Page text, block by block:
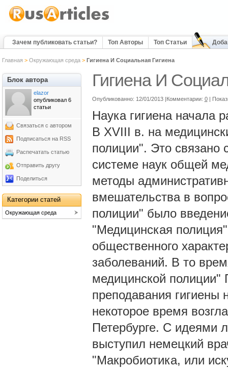
Зачем публиковать статьи? Топ Авторы Топ Статьи
Главная > Окружающая среда> Гигиена И Социальная Гигиена
Гигиена И
Опубликованно: 12/01/2013 |Комментарии: 0 |
Наука гигиена начала
В XVIII в. на
полиции". Это связано
системе наук общей
методы
вмешательства в
полиции" было
"Медицинская
общественного
заболеваний. В то
медицинской полиции"
преподавания
некоторое время
Петербурге. С идеями
выступил немецкий
"Макробиотика, или
Блок автора
elazor
опубликовал 6
статьи
Связаться с автором
Подписаться на RSS
Распечатать статью
Отправить другу
Поделиться
Категории статей
Окружающая среда